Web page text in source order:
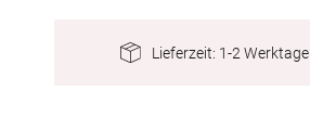
Lieferzeit: 1-2 Werktage